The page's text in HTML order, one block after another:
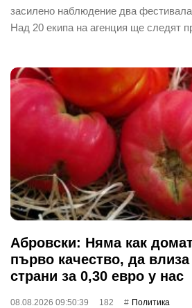
засилено наблюдение два фестивала
Над 20 екипа на агенция ще следят
Абровски: Няма как
първо качество, да влиза
страни за 0,30 евро у нас
08.08.2026 09:50:39 182 Политика